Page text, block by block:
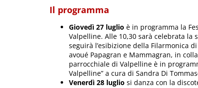
Il programma
Giovedì 27 luglio è in programma la
Valpelline. Alle 10,30 sarà celebrata la
seguirà l’esibizione della Filarmonica
avoué Papagran e Mammagran, in
parrocchiale di Valpelline è in
Valpelline” a cura di Sandra Di
Venerdì 28 luglio si danza con la